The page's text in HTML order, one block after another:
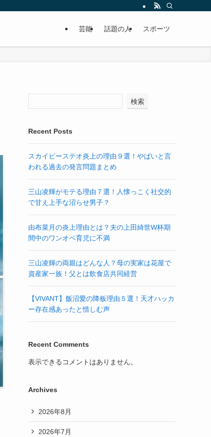
芸能 話題の人 スポーツ
検索
Recent Posts
スカイピーステオ炎上の理由９選！やばいと言
われる過去の発言問題まとめ
三山凌輝がモテる理由７選！人懐っこく社交的
で甘え上手な沼らせ男子？
由布菜月の炎上理由とは？夫の上田綺世W杯期
間中のワンオペ育児に不満
三山凌輝の両親はどんな人？母の実家は花屋で
資産家一族！父とは飲食店共同経営
【VIVANT】飯沼愛の降板理由５選！天才ハッカ
ー存在感あったと惜しむ声
Recent Comments
表示できるコメントはありません。
Archives
2026年8月
2026年7月